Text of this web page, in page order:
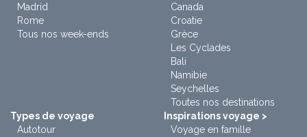
Madrid
Rome
Tous nos week-ends
Canada
Croatie
Grèce
Les Cyclades
Bali
Namibie
Seychelles
Toutes nos destinations
Types de voyage
Autotour
Inspirations voyage >
Voyage en famille